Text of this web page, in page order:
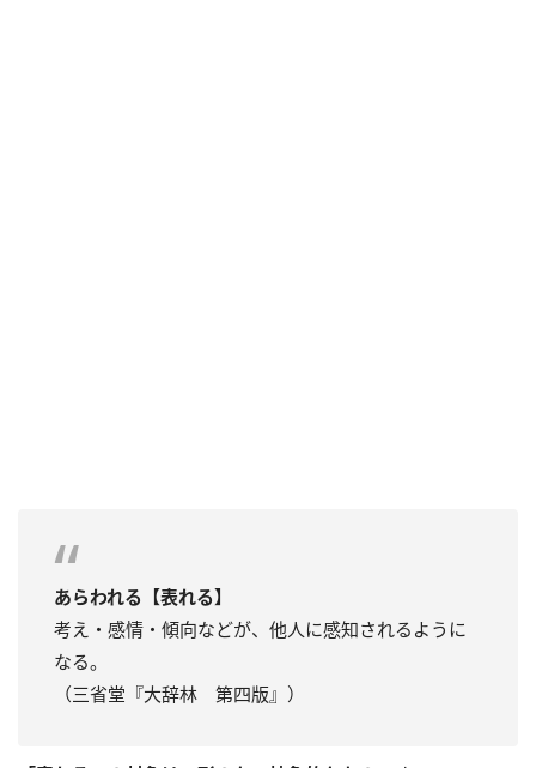
あらわれる【表れる】
考え・感情・傾向などが、他人に感知されるように
なる。
（三省堂『大辞林 第四版』）